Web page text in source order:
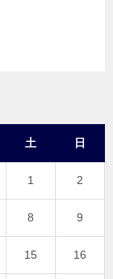
土 日
1 2
8 9
15 16